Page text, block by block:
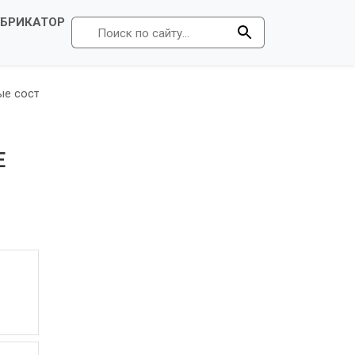
состояниями матери, осложнениями беременности, родов и